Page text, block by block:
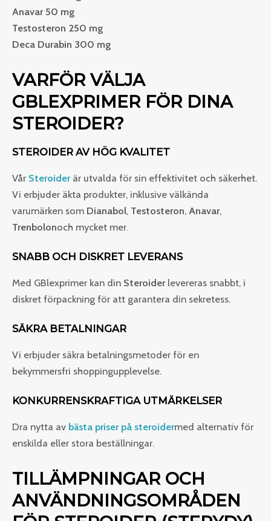
Anavar 50 mg
Testosteron 250 mg
Deca Durabin 300 mg
VARFÖR VÄLJA
GBLEXPRIMER FÖR DINA
STEROIDER?
STEROIDER AV HÖG KVALITET
Vår Steroiderär utvalda för sin effektivitet och säkerhet.
Vi erbjuder äkta produkter, inklusive välkända
varumärken som Dianabol, Testosteron, Anavar,
Trenbolonoch mycket mer.
SNABB OCH DISKRET LEVERANS
Med GBlexprimer kan din Steroiderlevereras snabbt, i
diskret förpackning för att garantera din sekretess.
SÄKRA BETALNINGAR
Vi erbjuder säkra betalningsmetoder för en
bekymmersfri shoppingupplevelse.
KONKURRENSKRAFTIGA UTMÄRKELSER
Dra nytta av bästa priser på steroidermed alternativ för
enskilda eller stora beställningar.
TILLÄMPNINGAR OCH
ANVÄNDNINGSOMRÅDEN